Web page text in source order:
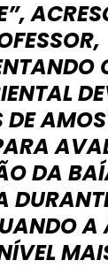
DE
DA
A